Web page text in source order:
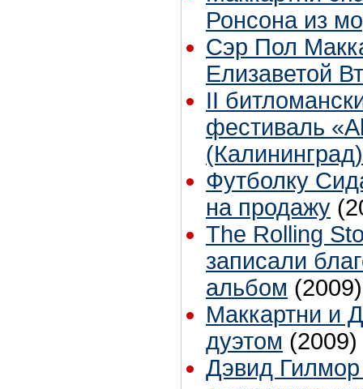
Ронсона из
Сэр Пол
Елизаветой
II
фестиваль
(Калининград)
Футболку
на продажу
The Rolling
записали
альбом (2009)
Маккартни и
дуэтом (2009)
Дэвид Гилмор